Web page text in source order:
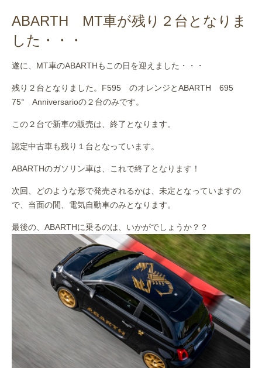
ABARTH MT車が残り２台となりま
した・・・
遂に、MT車のABARTHもこの日を迎えました・・・
残り２台となりました。F595 のオレンジとABARTH 695
75° Anniversarioの２台のみです。
この２台で新車の販売は、終了となります。
認定中古車も残り１台となっています。
ABARTHのガソリン車は、これで終了となります！
次回、どのような形で発売されるかは、未定となっていますの
で、当面の間、電気自動車のみとなります。
最後の、ABARTHに乗るのは、いかがでしょうか？？